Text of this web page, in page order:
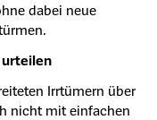
dabei neue
Irrtümern über
nicht mit einfachen